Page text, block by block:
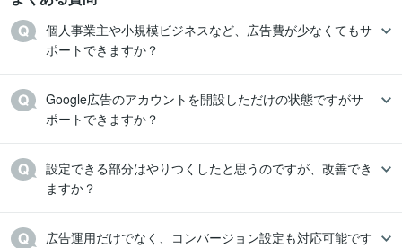
個人事業主や小規模ビジネスなど、広告費が少なくてもサ
ポートできますか？
Google広告のアカウントを開設しただけの状態ですがサ
ポートできますか？
設定できる部分はやりつくしたと思うのですが、改善でき
ますか？
広告運用だけでなく、コンバージョン設定も対応可能です